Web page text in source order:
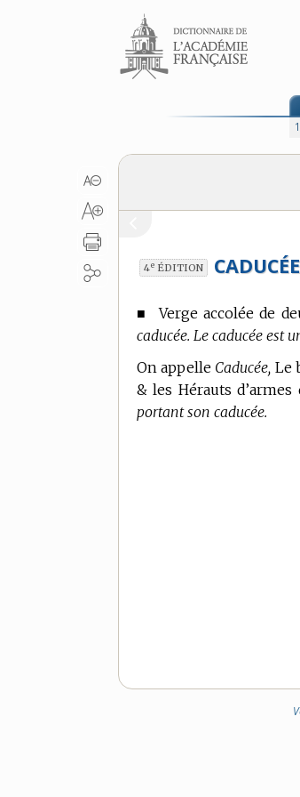
Aller au contenu
4e ÉDITION
■Verge accolée de
caducée. Le caducée est
On appelle Caducée, Le
& les Hérauts
portant son caducée.